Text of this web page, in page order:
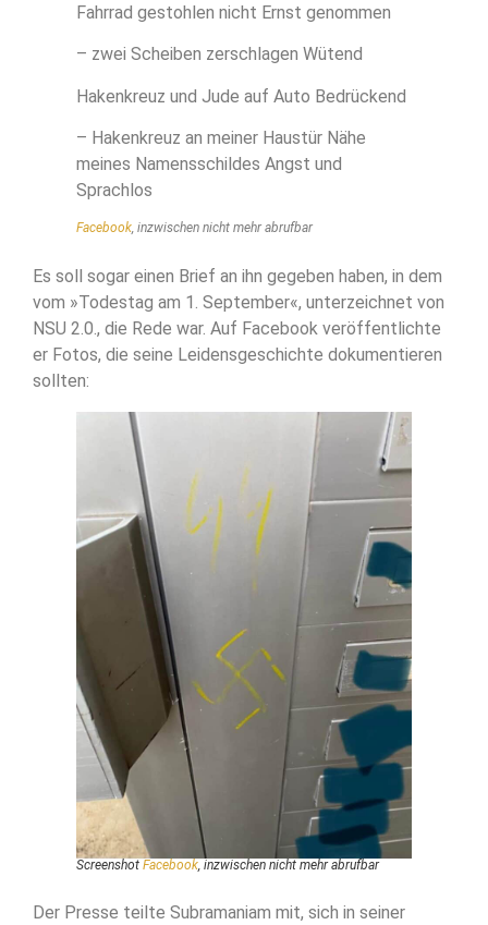
Fahrrad gestohlen nicht Ernst genommen
– zwei Scheiben zerschlagen Wütend
Hakenkreuz und Jude auf Auto Bedrückend
– Hakenkreuz an meiner Haustür Nähe
meines Namensschildes Angst und
Sprachlos
Facebook , inzwischen nicht mehr abrufbar
Es soll sogar einen Brief an ihn gegeben haben, in dem
vom »Todestag am 1. September«, unterzeichnet von
NSU 2.0., die Rede war. Auf Facebook veröffentlichte
er Fotos, die seine Leidensgeschichte dokumentieren
sollten:
Screenshot Facebook, inzwischen nicht mehr abrufbar
Der Presse teilte Subramaniam mit, sich in seiner